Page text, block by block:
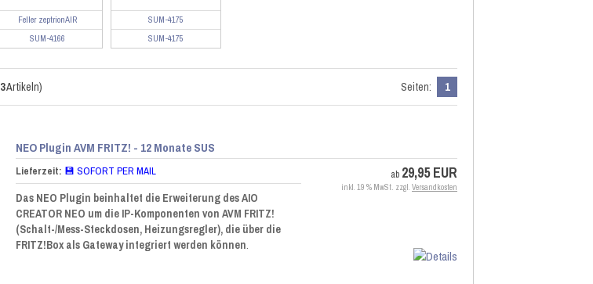
Feller zeptrionAIR
SUM-4166
SUM-4175
SUM-4175
3Artikeln) Seiten: 1
NEO Plugin AVM FRITZ! - 12 Monate SUS
Lieferzeit: 💾 SOFORT PER MAIL
Das NEO Plugin beinhaltet die Erweiterung des AIO
CREATOR NEO um die IP-Komponenten von AVM FRITZ!
(Schalt-/Mess-Steckdosen, Heizungsregler), die über die
FRITZ!Box als Gateway integriert werden können.
ab 29,95 EUR
inkl. 19 % MwSt. zzgl. Versandkosten